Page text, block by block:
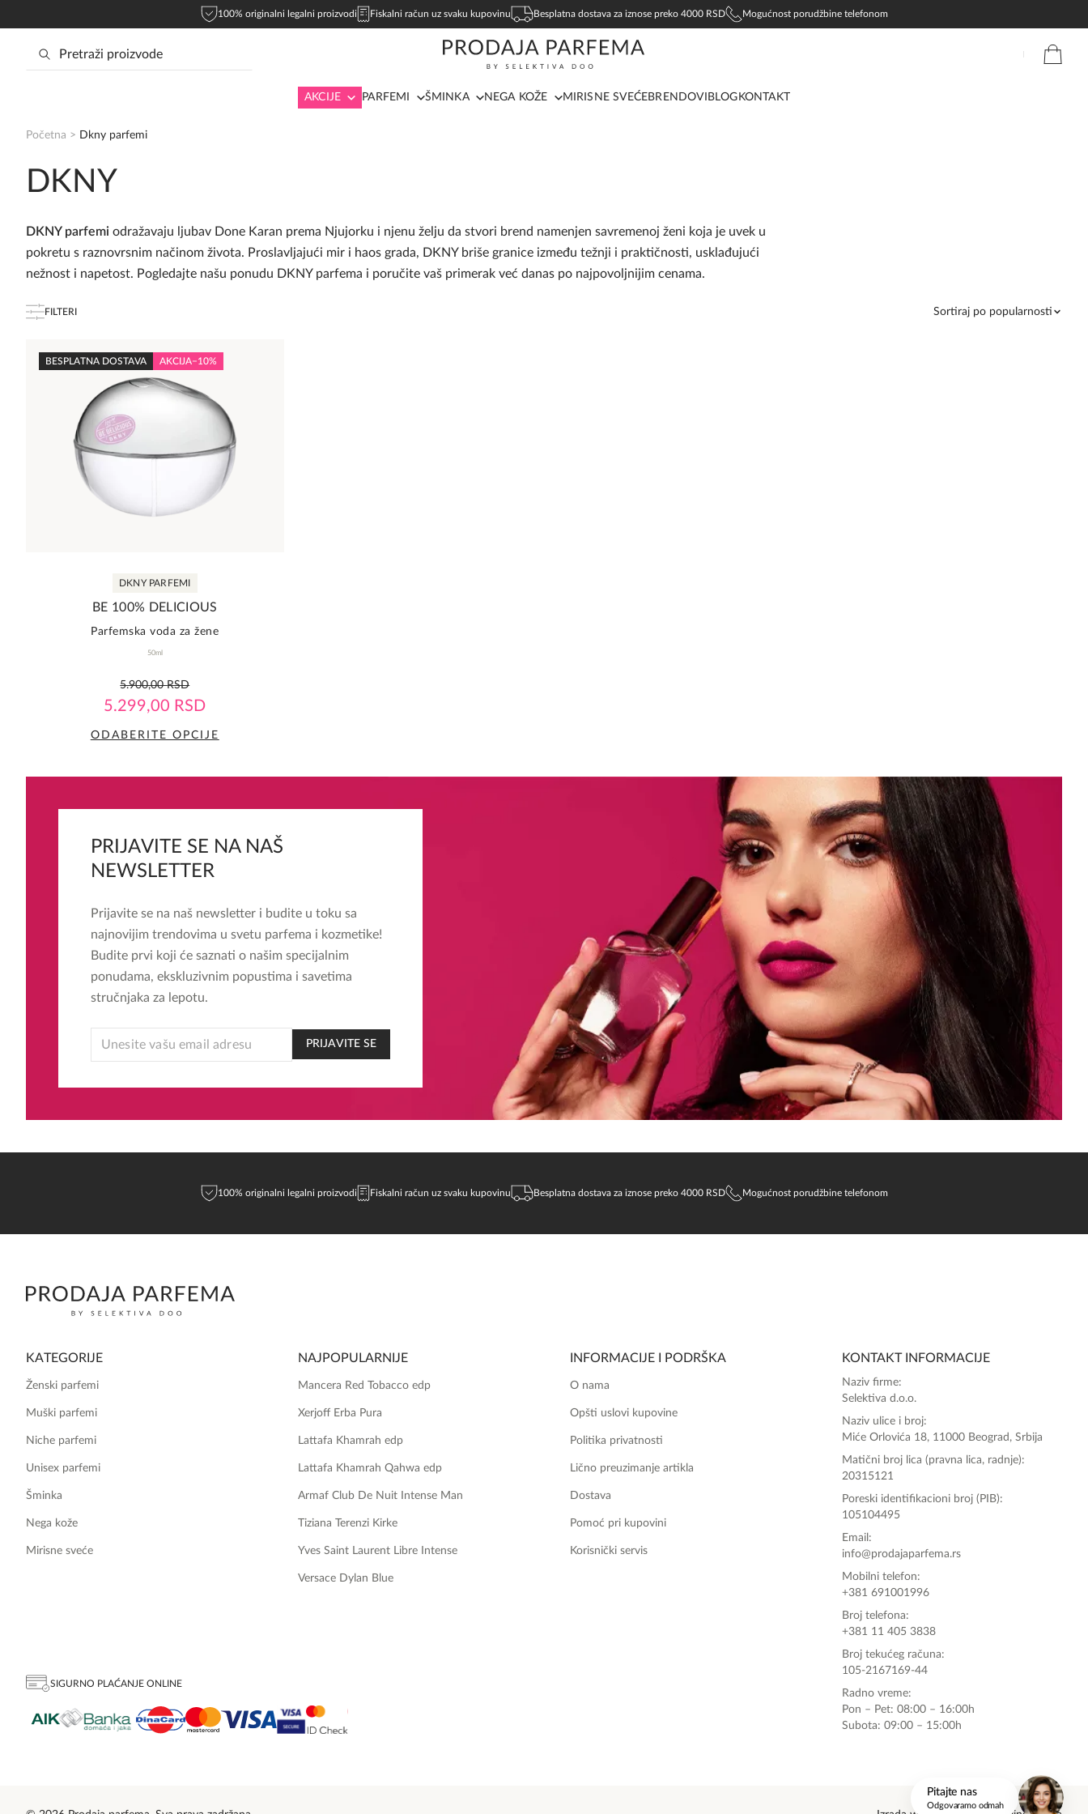
100% originalni legalni proizvodi Fiskalni račun uz svaku kupovinu Besplatna dostava za iznose preko 4000 RSD Mogućnost porudžbine telefonom
AKCIJE PARFEMI ŠMINKA NEGA KOŽE MIRISNE SVEĆEBRENDOVI BLOG KONTAKT
Početna > Dkny parfemi
DKNY
DKNY parfemi odražavaju ljubav Done Karan prema Njujorku i njenu želju da stvori brend namenjen savremenoj ženi koja je uvek u
pokretu s raznovrsnim načinom života. Proslavljajući mir i haos grada, DKNY briše granice između težnji i praktičnosti, usklađujući
nežnost i napetost. Pogledajte našu ponudu DKNY parfema i poručite vaš primerak već danas po najpovoljnijim cenama.
FILTERI Sortiraj po popularnosti
BESPLATNA DOSTAVA AKCIJA−10%
DKNY PARFEMI
BE 100% DELICIOUS
Parfemska voda za žene
50ml
rating
5.900,00RSD
5.299,00 RSD
ODABERITE OPCIJE
proizvod
varijanti.
mogu
stranici
PRIJAVITE SE NA NAŠ
NEWSLETTER
Prijavite se na naš newsletter i budite u toku sa
najnovijim trendovima u svetu parfema i kozmetike!
Budite prvi koji će saznati o našim specijalnim
ponudama, ekskluzivnim popustima i savetima
stručnjaka za lepotu.
PRIJAVITE SE
100% originalni legalni proizvodi Fiskalni račun uz svaku kupovinu Besplatna dostava za iznose preko 4000 RSD Mogućnost porudžbine telefonom
KATEGORIJE
Ženski parfemi
Muški parfemi
Niche parfemi
Unisex parfemi
Šminka
Nega kože
Mirisne sveće
NAJPOPULARNIJE
Mancera Red Tobacco edp
Xerjoff Erba Pura
Lattafa Khamrah edp
Lattafa Khamrah Qahwa edp
Armaf Club De Nuit Intense Man
Tiziana Terenzi Kirke
Yves Saint Laurent Libre Intense
Versace Dylan Blue
INFORMACIJE I PODRŠKA
O nama
Opšti uslovi kupovine
Politika privatnosti
Lično preuzimanje artikla
Dostava
Pomoć pri kupovini
Korisnički servis
KONTAKT INFORMACIJE
Naziv firme:
Selektiva d.o.o.
Naziv ulice i broj:
Miće Orlovića 18, 11000 Beograd, Srbija
Matični broj lica (pravna lica, radnje):
20315121
Poreski identifikacioni broj (PIB):
105104495
Email:
info@prodajaparfema.rs
Mobilni telefon:
+381 691001996
Broj telefona:
+381 11 405 3838
Broj tekućeg računa:
105-2167169-44
Radno vreme:
Pon – Pet: 08:00 – 16:00h
Subota: 09:00 – 15:00h
SIGURNO PLAĆANJE ONLINE
Pitajte nas
Odgovaramo odmah
Zdravo, tu sam da Vam pomognem da
poručite svoj omiljeni parfem danas ali i za